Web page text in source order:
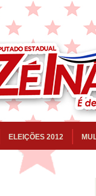
ELEIÇÕES 2012